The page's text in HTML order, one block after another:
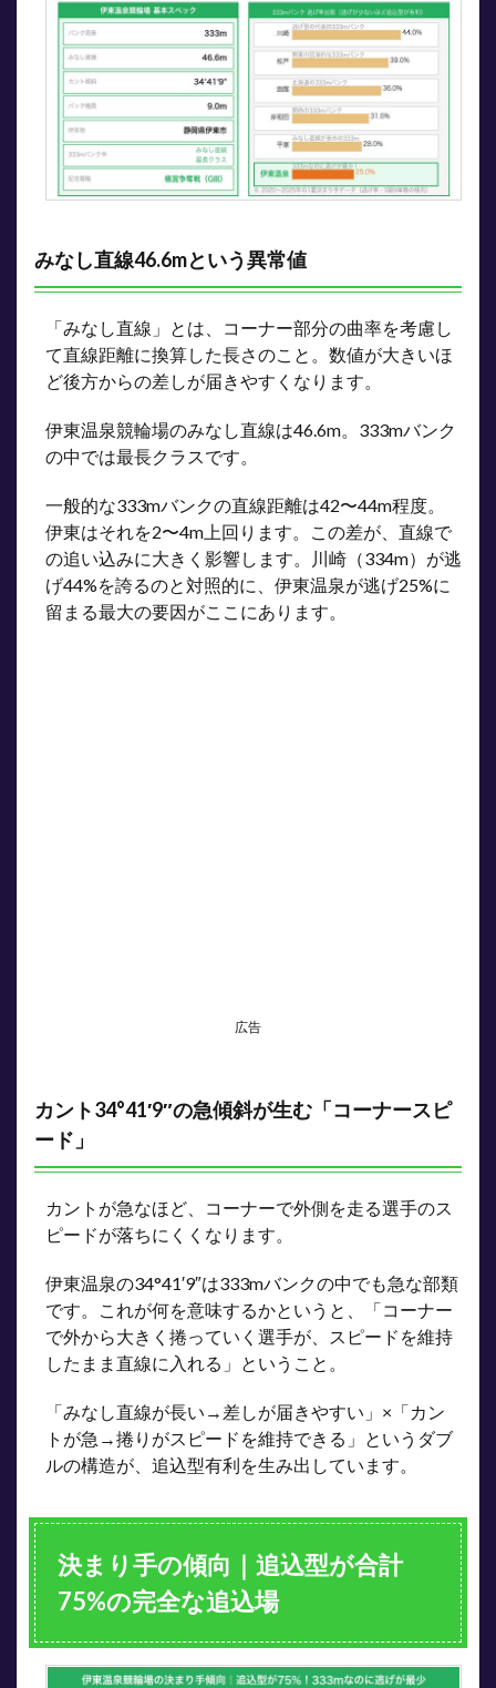
捲り
型の
選手
を最
優先
する
5.2
ポイ
ント
②：
多い
ライ
も
「番
手の
差し
に注
目
ポイ
ント
③：
逃げ
型の1
点買
いは
みなし直線46.6mという異常値
「みなし直線」とは、コーナー部分の曲率を考慮し
て直線距離に換算した長さのこと。数値が大きいほ
ど後方からの差しが届きやすくなります。
伊東温泉競輪場のみなし直線は46.6m。333mバンク
の中では最長クラスです。
一般的な333mバンクの直線距離は42〜44m程度。
伊東はそれを2〜4m上回ります。この差が、直線で
の追い込みに大きく影響します。川崎（334m）が逃
げ44%を誇るのと対照的に、伊東温泉が逃げ25%に
留まる最大の要因がここにあります。
広告
カント34°41′9″の急傾斜が生む「コーナースピ
ード」
カントが急なほど、コーナーで外側を走る選手のス
ピードが落ちにくくなります。
伊東温泉の34°41′9″は333mバンクの中でも急な部類
です。これが何を意味するかというと、「コーナー
で外から大きく捲っていく選手が、スピードを維持
したまま直線に入れる」ということ。
「みなし直線が長い→差しが届きやすい」×「カン
トが急→捲りがスピードを維持できる」というダブ
ルの構造が、追込型有利を生み出しています。
決まり手の傾向｜追込型が合計
75%の完全な追込場